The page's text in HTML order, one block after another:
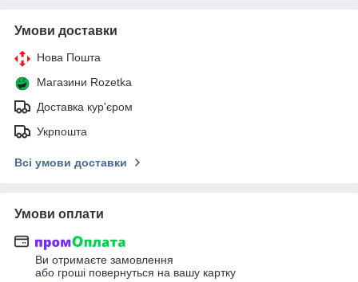
Умови доставки
Нова Пошта
Магазини Rozetka
Доставка кур'єром
Укрпошта
Всі умови доставки
Умови оплати
Ви отримаєте замовлення
або гроші повернуться на вашу картку